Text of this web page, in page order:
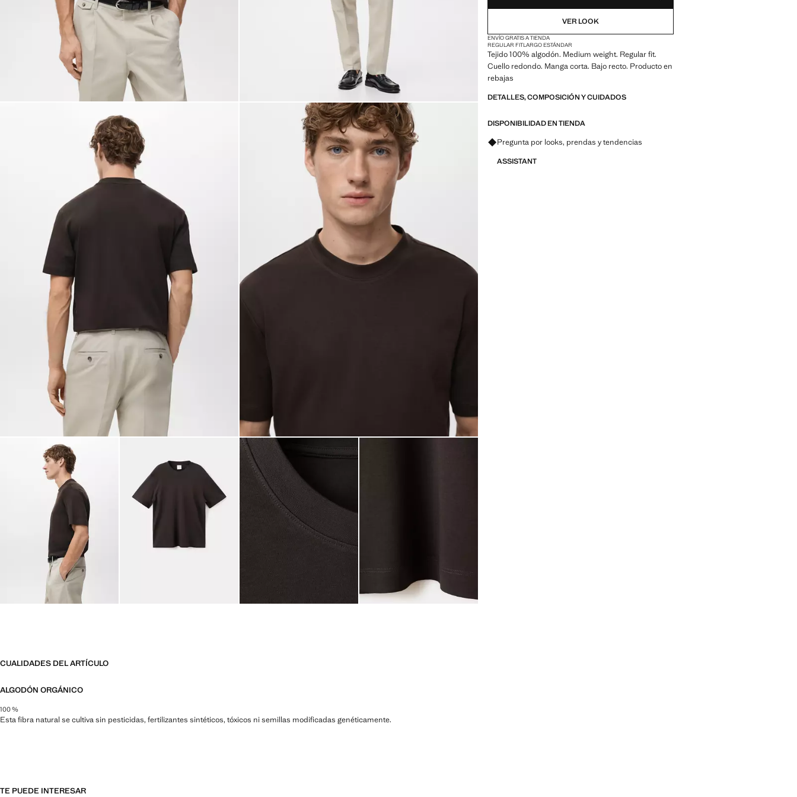
VER LOOK
ENVÍO GRATIS A TIENDA
REGULAR FITLARGO ESTÁNDAR
Tejido 100% algodón. Medium weight. Regular fit.
Cuello redondo. Manga corta. Bajo recto. Producto en
rebajas
DETALLES, COMPOSICIÓN Y CUIDADOS
DISPONIBILIDAD EN TIENDA
Pregunta por looks, prendas y tendencias
ASSISTANT
CUALIDADES DEL ARTÍCULO
ALGODÓN ORGÁNICO
100 %
Esta fibra natural se cultiva sin pesticidas, fertilizantes sintéticos, tóxicos ni semillas modificadas genéticamente.
TE PUEDE INTERESAR